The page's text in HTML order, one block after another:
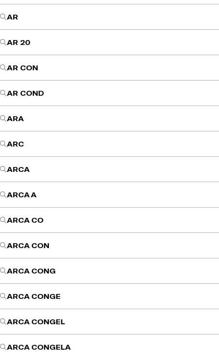
AR
AR 20
AR CON
AR COND
ARA
ARC
ARCA
ARCA A
ARCA CO
ARCA CON
ARCA CONG
ARCA CONGE
ARCA CONGEL
ARCA CONGELA